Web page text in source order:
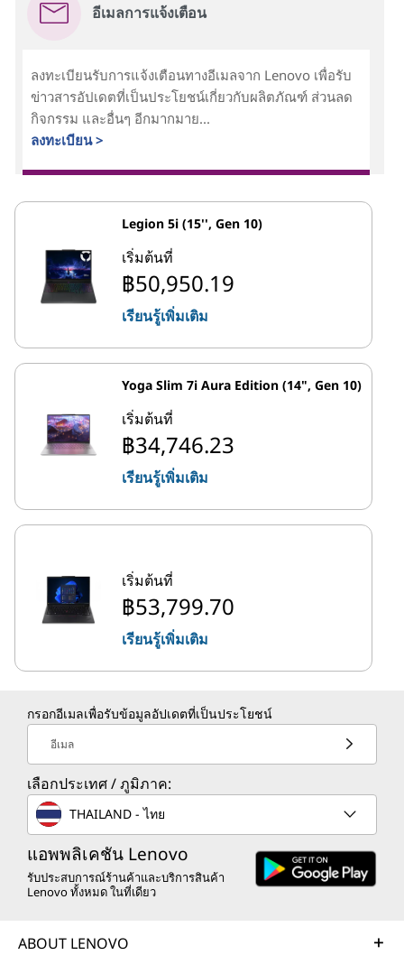
อีเมลการแจ้งเตือน
ลงทะเบียนรับการแจ้งเตือนทางอีเมลจาก Lenovo เพื่อรับ
ข่าวสารอัปเดตที่เป็นประโยชน์เกี่ยวกับผลิตภัณฑ์ ส่วนลด
กิจกรรม และอื่นๆ อีกมากมาย...
ลงทะเบียน >
Legion 5i (15'', Gen 10)
เริ่มต้นที่
฿50,950.19
เรียนรู้เพิ่มเติม
Yoga Slim 7i Aura Edition (14", Gen 10)
เริ่มต้นที่
฿34,746.23
เรียนรู้เพิ่มเติม
เริ่มต้นที่
฿53,799.70
เรียนรู้เพิ่มเติม
กรอกอีเมลเพื่อรับข้อมูลอัปเดตที่เป็นประโยชน์
อีเมล
เลือกประเทศ / ภูมิภาค:
THAILAND - ไทย
แอพพลิเคชัน Lenovo
รับประสบการณ์ร้านค้าและบริการสินค้า
Lenovo ทั้งหมด ในที่เดียว
ABOUT LENOVO